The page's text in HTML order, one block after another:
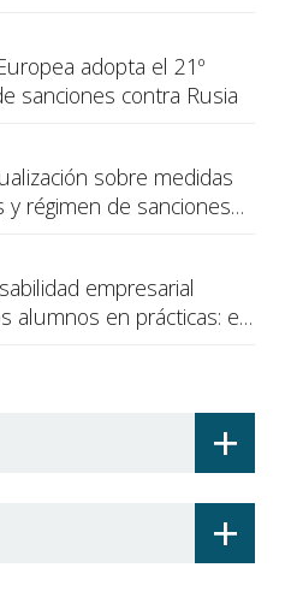
adopta el 21º
sanciones contra Rusia
sobre medidas
y régimen de sanciones
empresarial
alumnos en prácticas: el
+
+